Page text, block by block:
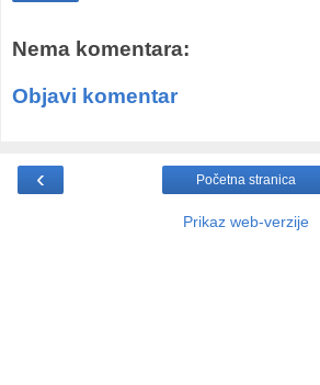
Nema komentara:
Objavi komentar
‹ Početna stranica
Prikaz web-verzije